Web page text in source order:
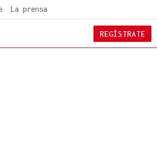
La prensa
REGÍSTRATE